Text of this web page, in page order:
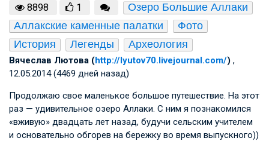
8898 1
Озеро Большие Аллаки
Аллакские каменные палатки
Фото
История
Легенды Археология
Вячеслав Лютова (http://lyutov70.livejournal.com/) ,
12.05.2014 (4469 дней назад)
Продолжаю свое маленькое большое путешествие. На этот
раз — удивительное озеро Аллаки. С ним я познакомился
«вживую» двадцать лет назад, будучи сельским учителем
и основательно обгорев на бережку во время выпускного))